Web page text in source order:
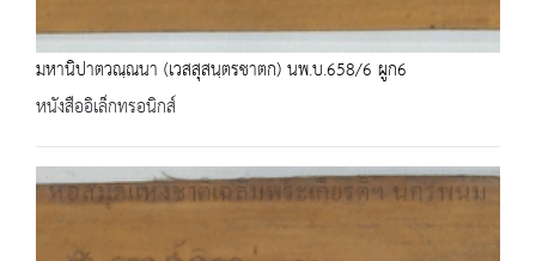
มหานิปาตวณฺณนา (เวสสุสนฺตรชาตก) นพ.บ.658/6 ผูก6
หนังสืออิเล็กทรอนิกส์